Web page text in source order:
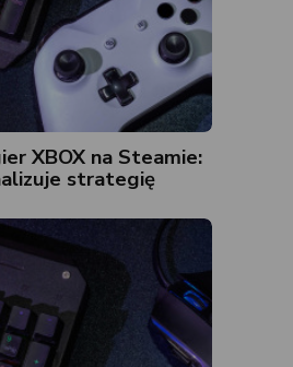
XBOX na Steamie:
strategię